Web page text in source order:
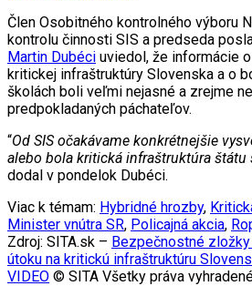
Člen Osobitného kontrolného výboru
kontrolu činnosti SIS a predseda
Martin Dubéci uviedol, že informácie
kritickej infraštruktúry Slovenska a o
školách boli veľmi nejasné a zrejme
predpokladaných páchateľov.
“Od SIS očakávame konkrétnejšie
alebo bola kritická infraštruktúra štátu
dodal v pondelok Dubéci.
Viac k témam: Hybridné hrozby,
Minister vnútra SR, Policajná akcia,
Zdroj: SITA.sk – Bezpečnostné
útoku na kritickú infraštruktúru
VIDEO © SITA Všetky práva